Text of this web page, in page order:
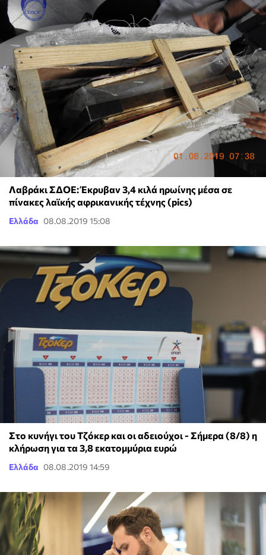
Λαβράκι ΣΔΟΕ: Έκρυβαν 3,4 κιλά ηρωίνης μέσα σε
πίνακες λαϊκής αφρικανικής τέχνης (pics)
Ελλάδα 08.08.2019 15:08
Στο κυνήγι του Τζόκερ και οι αδειούχοι - Σήμερα (8/8) η
κλήρωση για τα 3,8 εκατομμύρια ευρώ
Ελλάδα 08.08.2019 14:59